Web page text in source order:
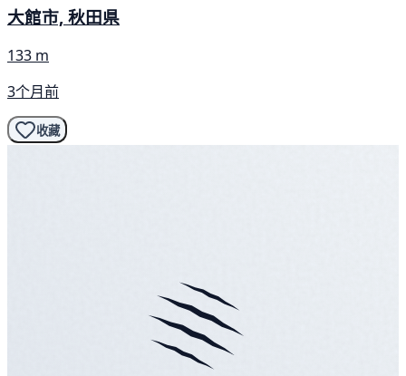
大館市, 秋田県
133 m
3个月前
收藏